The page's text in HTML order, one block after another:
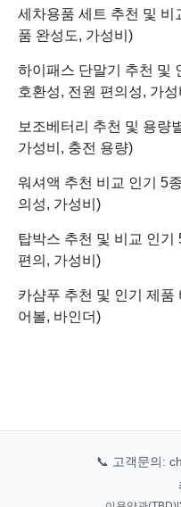
세차용품 세트 추천 및 비
품 완성도, 가성비)
하이패스 단말기 추천 및
호환성, 전원 편의성, 가
보조베터리 추천 및 용량
가성비, 충전 용량)
워셔액 추천 비교 인기 5
의성, 가성비)
탑박스 추천 및 비교 인기
편의, 가성비)
카샴푸 추천 및 인기 제품
어볼, 바인더)
📞 고객문의: